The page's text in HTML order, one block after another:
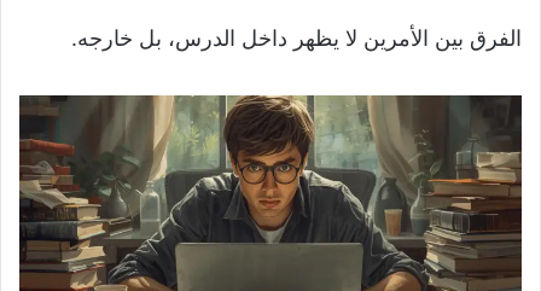
الفرق بين الأمرين لا يظهر داخل الدرس، بل خارجه.